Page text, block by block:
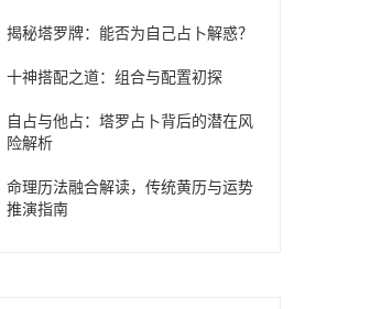
揭秘塔罗牌：能否为自己占卜解惑？
十神搭配之道：组合与配置初探
自占与他占：塔罗占卜背后的潜在风
险解析
命理历法融合解读，传统黄历与运势
推演指南